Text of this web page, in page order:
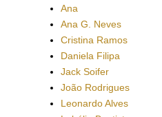
Ana
Ana G. Neves
Cristina Ramos
Daniela Filipa
Jack Soifer
João Rodrigues
Leonardo Alves